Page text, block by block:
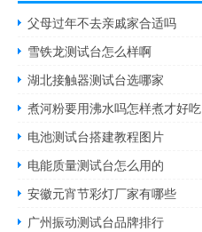
父母过年不去亲戚家合适吗
雪铁龙测试台怎么样啊
湖北接触器测试台选哪家
煮河粉要用沸水吗怎样煮才好吃
电池测试台搭建教程图片
电能质量测试台怎么用的
安徽元宵节彩灯厂家有哪些
广州振动测试台品牌排行